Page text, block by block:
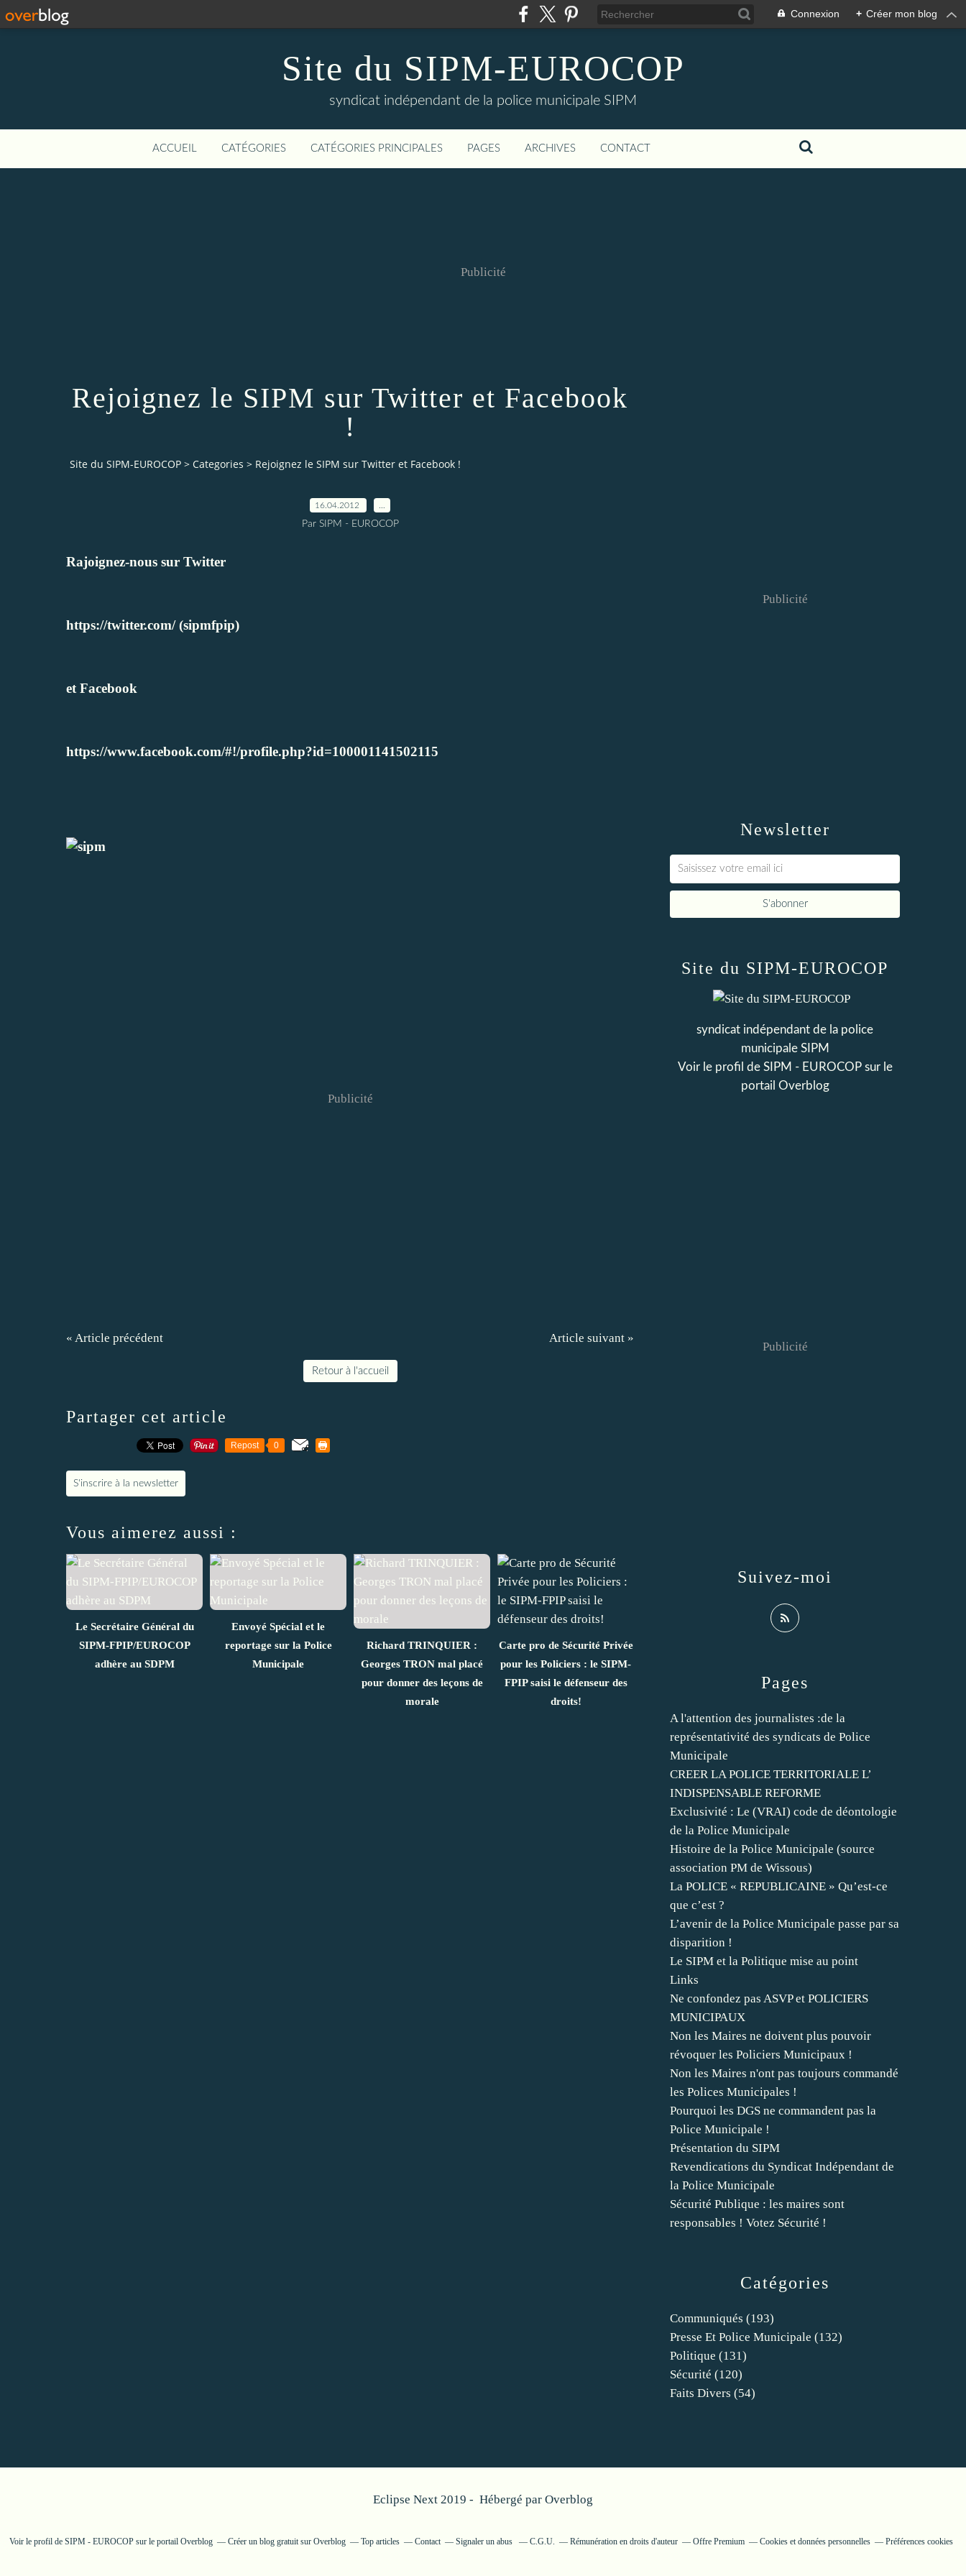
Connexion + Créer mon blog
Site du SIPM-EUROCOP
syndicat indépendant de la police municipale SIPM
ACCUEIL CATÉGORIES CATÉGORIES PRINCIPALES PAGES ARCHIVES CONTACT
Publicité
Rejoignez le SIPM sur Twitter et Facebook
!
Site du SIPM-EUROCOP > Categories > Rejoignez le SIPM sur Twitter et Facebook !
16.04.2012
Par SIPM - EUROCOP
Rajoignez-nous sur Twitter
https://twitter.com/(sipmfpip)
et Facebook
https://www.facebook.com/#!/profile.php?id=100001141502115
Publicité
« Article précédent Article suivant »
Retour à l'accueil
Partager cet article
Repost 0
S'inscrire à la newsletter
Vous aimerez aussi :
Le Secrétaire Général du
SIPM-FPIP/EUROCOP
adhère au SDPM
Envoyé Spécial et le
reportage sur la Police
Municipale
Richard TRINQUIER :
Georges TRON mal placé
pour donner des leçons de
morale
Carte pro de Sécurité Privée
pour les Policiers : le SIPM-
FPIP saisi le défenseur des
droits!
Newsletter
Publicité
Catégories
Communiqués (193)
Presse Et Police Municipale (132)
Politique (131)
Sécurité (120)
Faits Divers (54)
Pages
A l'attention des journalistes :de la
représentativité des syndicats de Police
Municipale
CREER LA POLICE TERRITORIALE L’
INDISPENSABLE REFORME
Exclusivité : Le (VRAI) code de déontologie
de la Police Municipale
Histoire de la Police Municipale (source
association PM de Wissous)
La POLICE « REPUBLICAINE » Qu’est-ce
que c’est ?
L’avenir de la Police Municipale passe par sa
disparition !
Le SIPM et la Politique mise au point
Links
Ne confondez pas ASVP et POLICIERS
MUNICIPAUX
Non les Maires ne doivent plus pouvoir
révoquer les Policiers Municipaux !
Non les Maires n'ont pas toujours commandé
les Polices Municipales !
Pourquoi les DGS ne commandent pas la
Police Municipale !
Présentation du SIPM
Revendications du Syndicat Indépendant de
la Police Municipale
Sécurité Publique : les maires sont
responsables ! Votez Sécurité !
Site du SIPM-EUROCOP
syndicat indépendant de la police
municipale SIPM
Voir le profil de SIPM - EUROCOPsur le
portail Overblog
Suivez-moi
Publicité
Eclipse Next 2019 - Hébergé par Overblog
Voir le profil de SIPM - EUROCOPsur le portail Overblog Créer un blog gratuit sur Overblog Top articles Contact Signaler un abus C.G.U. Rémunération en droits d'auteur Offre Premium Cookies et données personnelles Préférences cookies